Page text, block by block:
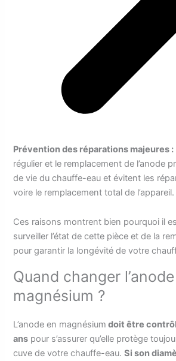
Prévention des réparations majeures :
régulier et le remplacement de l’anode
de vie du chauffe-eau et évitent les
voire le remplacement total de l’appareil.
Ces raisons montrent bien pourquoi il
surveiller l’état de cette pièce et de la
pour garantir la longévité de votre
Quand changer
magnésium ?
L’anode en magnésium doit être
ans pour s’assurer qu’elle protège
cuve de votre chauffe-eau.Si son